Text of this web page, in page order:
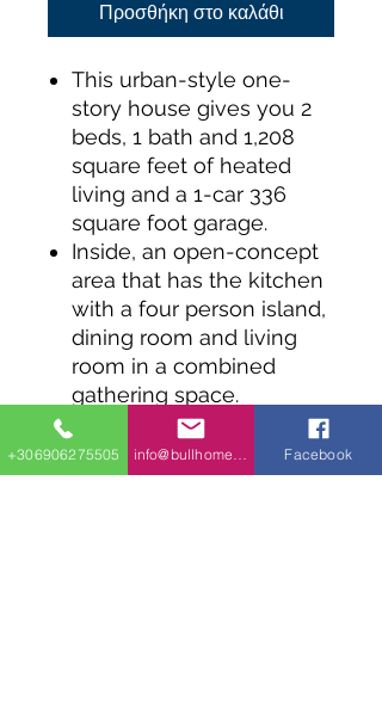
Προσθήκη στο καλάθι
This urban-style one-
story house gives you 2
beds, 1 bath and 1,208
square feet of heated
living and a 1-car 336
square foot garage.
Inside, an open-concept
area that has the kitchen
with a four person island,
dining room and living
room in a combined
gathering space.
The bedrooms are
located in front with
laundry tucked behind bi-
+306906275505 Facebook